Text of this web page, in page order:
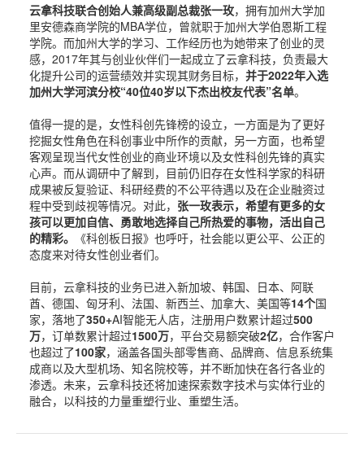
云拿科技联合创始人兼高级副总裁张一玫，拥有加州大学加
里安德森商学院的MBA学位，曾就职于加州大学伯恩斯工程
学院。而加州大学的学习、工作经历也为她带来了创业的灵
感，2017年其与创业伙伴们一起成立了云拿科技，负责最大
化提升公司的运营绩效并实现其财务目标， 并于2022年入选
加州大学河滨分校“40位40岁以下杰出校友代表”名单。
值得一提的是，女性科创先锋榜的设立，一方面是为了更好
挖掘女性角色在科创事业中所作的贡献，另一方面，也希望
客观呈现当代女性创业的商业环境以及女性科创先锋的真实
心声。而从调研中了解到，目前仍旧存在女性科学家的科研
成果被反复验证、科研经费的不公平待遇以及在企业融资过
程中受到歧视等情况。对此， 张一玫表示，希望有更多的女
孩可以更加自信、勇敢地选择自己所热爱的事物，活出自己
的精彩。
《科创板日报》也呼吁，社会能以更公平、公正的
态度来对待女性创业者们。
目前，云拿科技的业务已进入新加坡、韩国、日本、阿联
酋、德国、匈牙利、法国、新西兰、加拿大、美国等14个国
家，落地了350+AI智能无人店，注册用户数累计超过500
万，订单数累计超过1500万，平台交易额突破2亿，合作客户
也超过了100家，涵盖各国头部零售商、品牌商、信息系统集
成商以及大型机场、知名院校等，并不断加快在各行各业的
渗透。未来，云拿科技还将加速探索数字技术与实体行业的
融合，以科技的力量重塑行业、重塑生活。